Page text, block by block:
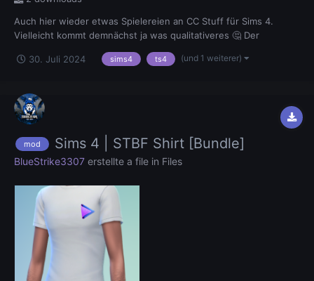
Auch hier wieder etwas Spielereien an CC Stuff für Sims 4.
Vielleicht kommt demnächst ja was qualitativeres 🤔 Der
30. Juli 2024
sims4 ts4 (und 1 weiterer)
mod Sims 4 | STBF Shirt [Bundle]
BlueStrike3307 erstellte a file in Files